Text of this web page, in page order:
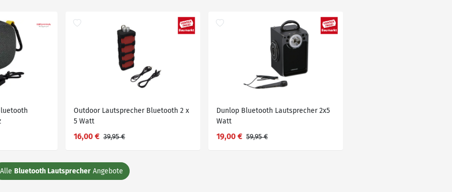
Outdoor Lautsprecher Bluetooth 2 x
5 Watt
16,00 € 39,95 €
Dunlop Bluetooth Lautsprecher 2x5
Watt
19,00 € 59,95 €
Alle Bluetooth Lautsprecher Angebote